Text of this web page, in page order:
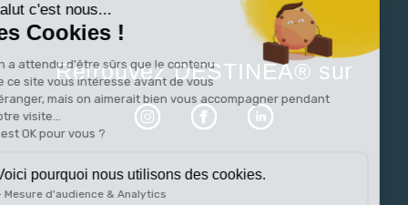
Salut c'est nous...
les Cookies !
On a attendu d'être sûrs que le contenu
de ce site vous intéresse avant de vous
déranger, mais on aimerait bien vous accompagner pendant
votre visite...
C'est OK pour vous ?
Voici pourquoi nous utilisons des cookies.
Mesure d'audience & Analytics
Retrouvez DESTINEA® sur